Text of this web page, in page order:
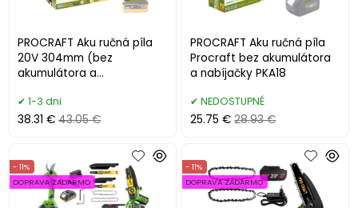
PROCRAFT Aku ručná píla
20V 304mm (bez
akumulátora a
1-3 dni
38.31 € 43.05 €
PROCRAFT Aku ručná píla
Procraft bez akumulátora
a nabíjačky PKA18
NEDOSTUPNÉ
25.75 € 28.93 €
- 11%
DOPRAVA ZADARMO
- 11%
DOPRAVA ZADARMO